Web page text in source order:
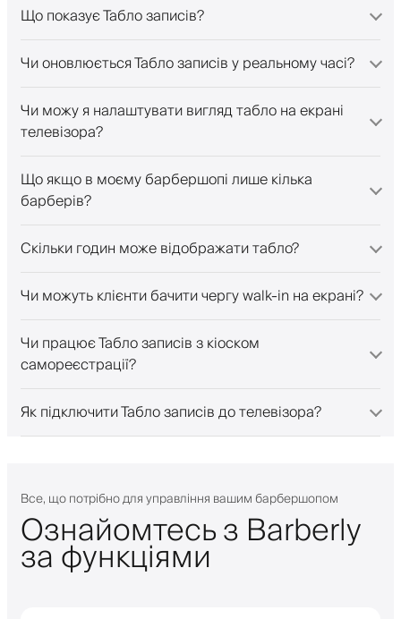
Що показує Табло записів?
Чи оновлюється Табло записів у реальному часі?
Чи можу я налаштувати вигляд табло на екрані
телевізора?
Що якщо в моєму барбершопі лише кілька
барберів?
Скільки годин може відображати табло?
Чи можуть клієнти бачити чергу walk-in на екрані?
Чи працює Табло записів з кіоском
самореєстрації?
Як підключити Табло записів до телевізора?
Все, що потрібно для управління вашим барбершопом
Ознайомтесь з Barberly
за функціями